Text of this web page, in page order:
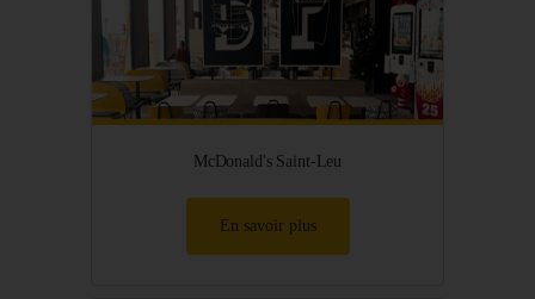
McDonald's Saint-Leu
En savoir plus